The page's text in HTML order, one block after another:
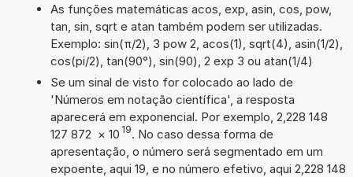
As funções matemáticas acos, exp, asin, cos, pow,
tan, sin, sqrt e atan também podem ser utilizadas.
Exemplo: sin(π/2), 3 pow 2, acos(1), sqrt(4), asin(1/2),
cos(pi/2), tan(90°), sin(90), 2 exp 3 ou atan(1/4)
Se um sinal de visto for colocado ao lado de
'Números em notação científica', a resposta
aparecerá em exponencial. Por exemplo, 2,228 148
127 872 × 10 19. No caso dessa forma de
apresentação, o número será segmentado em um
expoente, aqui 19, e no número efetivo, aqui 2,228 148